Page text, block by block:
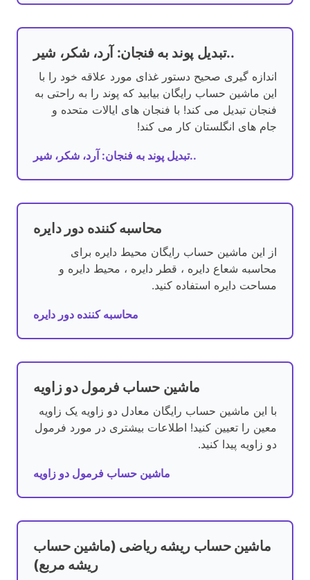
تبدیل پوند به فنجان: آرد، شکر، شیر..
اندازه گیری صحیح دستور غذای مورد علاقه خود را با
این ماشین حساب رایگان بیابید که پوند را به راحتی به
فنجان تبدیل می کند! با فنجان های ایالات متحده و
جام های انگلستان کار می کند!
تبدیل پوند به فنجان: آرد، شکر، شیر..
محاسبه کننده دور دایره
از این ماشین حساب رایگان محیط دایره برای
محاسبه شعاع دایره ، قطر دایره ، محیط دایره و
مساحت دایره استفاده کنید.
محاسبه کننده دور دایره
ماشین حساب فرمول دو زاویه
با این ماشین حساب رایگان معادل دو زاویه یک زاویه
معین را تعیین کنید! اطلاعات بیشتری در مورد فرمول
دو زاویه پیدا کنید.
ماشین حساب فرمول دو زاویه
ماشین حساب ریشه ریاضی (ماشین حساب
ریشه مربع)